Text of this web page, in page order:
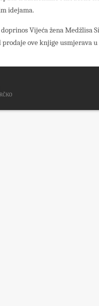
idejama.
Vijeća žena Medžlisa
ove knjige usmjerava